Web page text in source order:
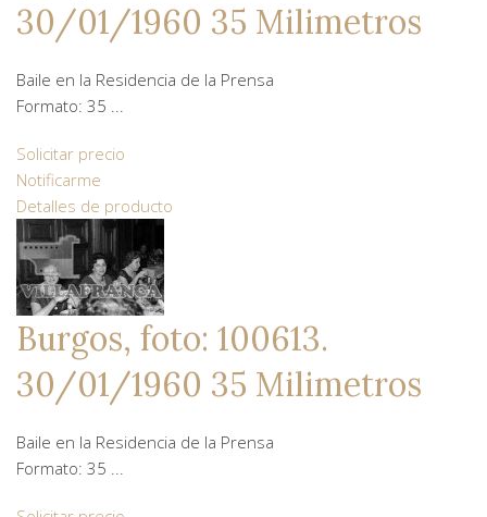
30/01/1960 35 Milimetros
Baile en la Residencia de la Prensa
Formato: 35 ...
Solicitar precio
Notificarme
Detalles de producto
Burgos, foto: 100613.
30/01/1960 35 Milimetros
Baile en la Residencia de la Prensa
Formato: 35 ...